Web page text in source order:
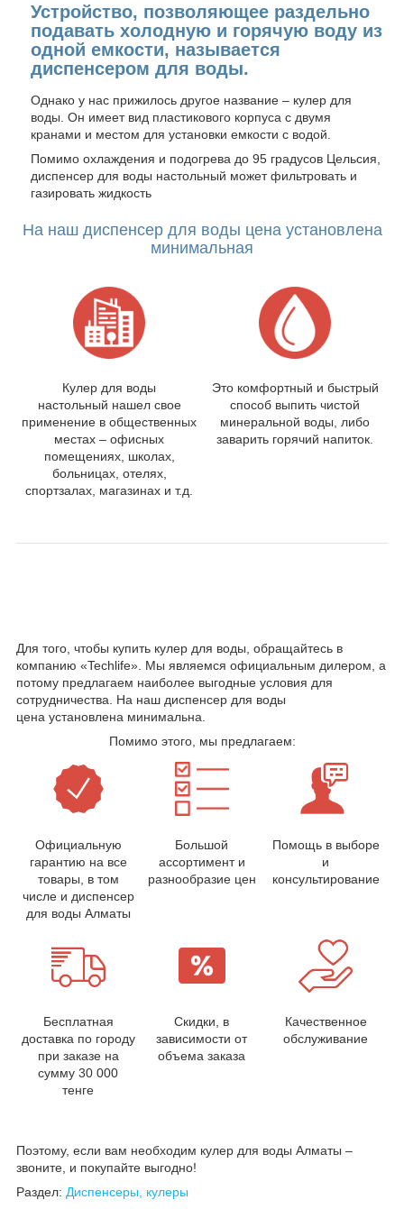
Устройство, позволяющее раздельно
подавать холодную и горячую воду из
одной емкости, называется
диспенсером для воды.
Однако у нас прижилось другое название – кулер для
воды. Он имеет вид пластикового корпуса с двумя
кранами и местом для установки емкости с водой.
Помимо охлаждения и подогрева до 95 градусов Цельсия,
диспенсер для воды настольный может фильтровать и
газировать жидкость
На наш диспенсер для воды цена установлена
минимальная
Кулер для воды
настольный нашел свое
применение в общественных
местах – офисных
помещениях, школах,
больницах, отелях,
спортзалах, магазинах и т.д.
Это комфортный и быстрый
способ выпить чистой
минеральной воды, либо
заварить горячий напиток.
Для того, чтобы купить кулер для воды, обращайтесь в
компанию «Techlife». Мы являемся официальным дилером, а
потому предлагаем наиболее выгодные условия для
сотрудничества. На наш диспенсер для воды
цена установлена минимальна.
Помимо этого, мы предлагаем:
Официальную
гарантию на все
товары, в том
числе и диспенсер
для воды Алматы
Большой
ассортимент и
разнообразие цен
Помощь в выборе
и
консультирование
Бесплатная
доставка по городу
при заказе на
сумму 30 000
тенге
Скидки, в
зависимости от
объема заказа
Качественное
обслуживание
Поэтому, если вам необходим кулер для воды Алматы –
звоните, и покупайте выгодно!
Раздел: Диспенсеры, кулеры